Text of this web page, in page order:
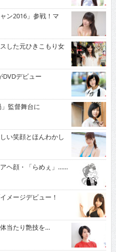
ン2016」参戦！マ
した元ひきこもり女
デビュー
監督舞台に
い笑顔とほんわかし
ヘ顔・「らめぇ」……
メージデビュー！
当たり艶技を…